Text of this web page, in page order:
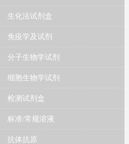
生化法试剂盒
免疫学及试剂
分子生物学试剂
细胞生物学试剂
检测试剂盒
标准/常规溶液
抗体抗原